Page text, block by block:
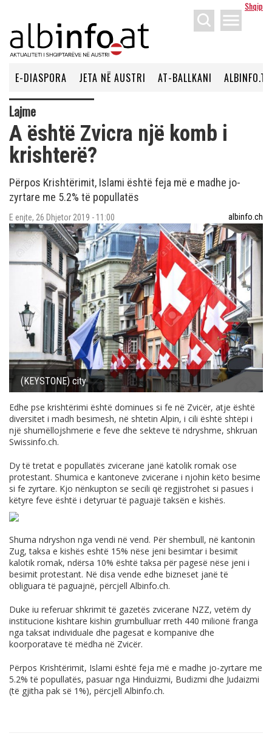
Shqip
menu
E-DIASPORA JETA NË AUSTRI AT-BALLKANI ALBINFO.TV
Lajme
A është Zvicra një komb i
krishterë?
Përpos Krishtërimit, Islami është feja më e madhe jo-
zyrtare me 5.2% të popullatës
E enjte, 26 Dhjetor 2019 - 11:00 albinfo.ch
(KEYSTONE) city
Edhe pse krishtërimi është dominues si fe në Zvicër, atje është
diversitet i madh besimesh, në shtetin Alpin, i cili është shtëpi i
një shumëllojshmerie e feve dhe sekteve të ndryshme, shkruan
Swissinfo.ch.
Dy të tretat e popullatës zvicerane janë katolik romak ose
protestant. Shumica e kantoneve zvicerane i njohin këto besime
si fe zyrtare. Kjo nënkupton se secili që regjistrohet si pasues i
këtyre feve është i detyruar të paguajë taksën e kishës.
Shuma ndryshon nga vendi në vend. Për shembull, në kantonin
Zug, taksa e kishës eshtë 15% nëse jeni besimtar i besimit
kalotik romak, ndërsa 10% është taksa për pagesë nëse jeni i
besimit protestant. Në disa vende edhe bizneset janë të
obliguara të paguajnë, përcjell Albinfo.ch.
Duke iu referuar shkrimit të gazetës zvicerane NZZ, vetëm dy
institucione kishtare kishin grumbulluar rreth 440 milionë franga
nga taksat individuale dhe pagesat e kompanive dhe
koorporatave të mëdha në Zvicër.
Përpos Krishtërimit, Islami është feja më e madhe jo-zyrtare me
5.2% të popullatës, pasuar nga Hinduizmi, Budizmi dhe Judaizmi
(të gjitha pak së 1%), përcjell Albinfo.ch.